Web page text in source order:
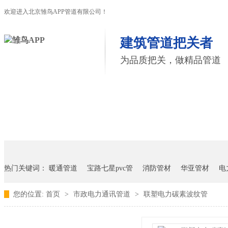
欢迎进入北京雏鸟APP管道有限公司！
建筑管道把关者
为品质把关，做精品管道
热门关键词： 暖通管道 宝路七星pvc管 消防管材 华亚管材 电
您的位置: 首页 > 市政电力通讯管道 > 联塑电力碳素波纹管